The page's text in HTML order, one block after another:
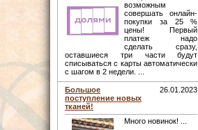
возможным
совершать онлайн-
покупки за 25 %
цены! Первый
платеж надо
сделать сразу,
оставшиеся три части будут
списываться с карты автоматически
с шагом в 2 недели. ...
Большое
поступление новых
тканей!
26.01.2023
Много новинок! ...